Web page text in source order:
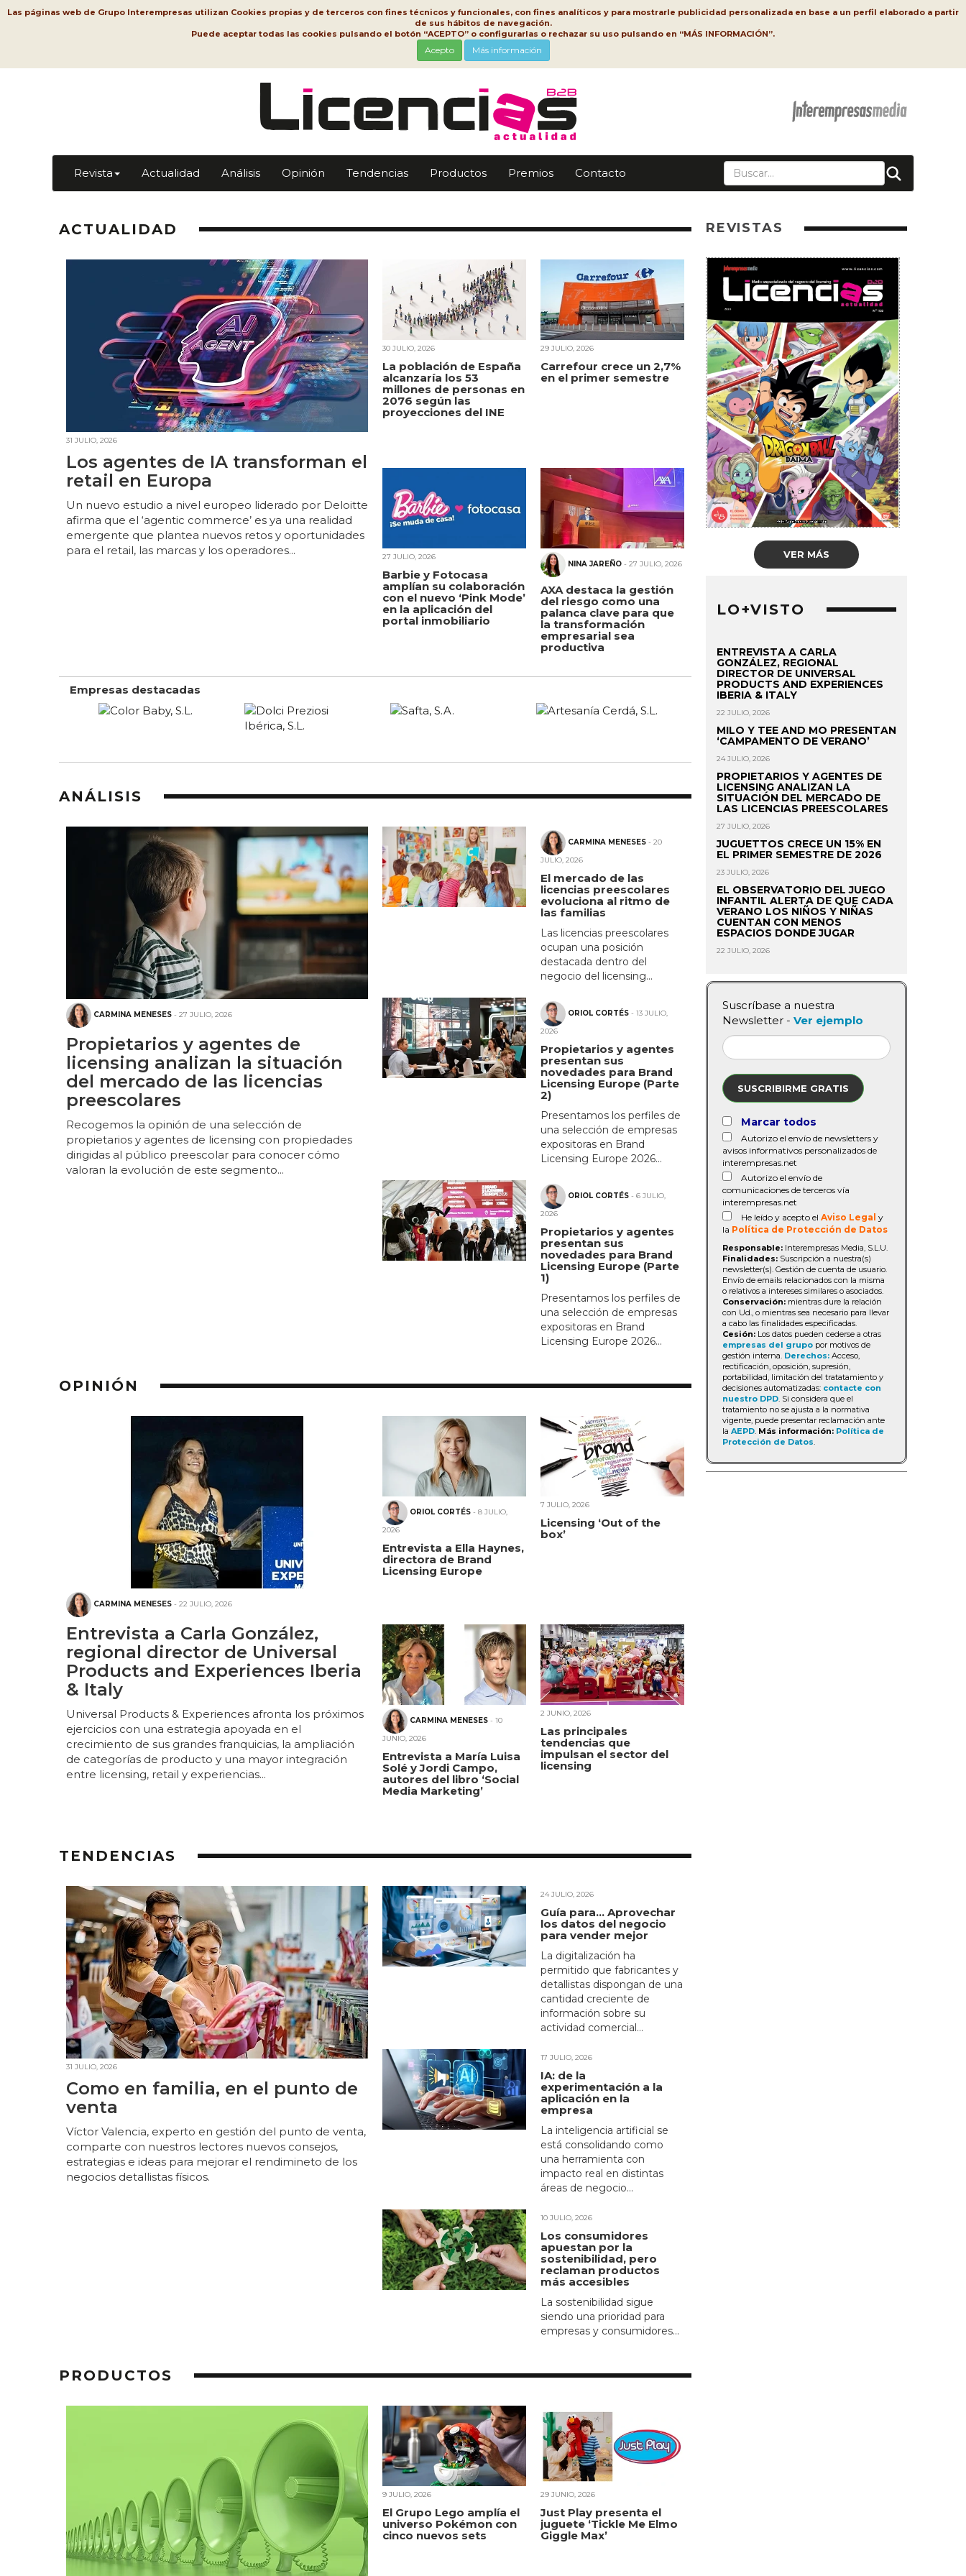
Las páginas web de Grupo Interempresas utilizan Cookies propias y de terceros con fines técnicos y funcionales, con fines analíticos y para mostrarle publicidad personalizada en base a un perfil elaborado a partir
de sus hábitos de navegación.
Puede aceptar todas las cookies pulsando el botón “ACEPTO” o configurarlas o rechazar su uso pulsando en “MÁS INFORMACIÓN”.
Acepto Más información
Revista Actualidad Análisis Opinión Tendencias Productos Premios Contacto
ACTUALIDAD
31 JULIO, 2026
Los agentes de IA transforman el
retail en Europa
Un nuevo estudio a nivel europeo liderado por Deloitte
afirma que el ‘agentic commerce’ es ya una realidad
emergente que plantea nuevos retos y oportunidades
para el retail, las marcas y los operadores...
30 JULIO, 2026
La población de España
alcanzaría los 53
millones de personas en
2076 según las
proyecciones del INE
29 JULIO, 2026
Carrefour crece un 2,7%
en el primer semestre
27 JULIO, 2026
Barbie y Fotocasa
amplían su colaboración
con el nuevo ‘Pink Mode’
en la aplicación del
portal inmobiliario
NINA JAREÑO - 27 JULIO, 2026
AXA destaca la gestión
del riesgo como una
palanca clave para que
la transformación
empresarial sea
productiva
Empresas destacadas
ANÁLISIS
CARMINA MENESES - 27 JULIO, 2026
Propietarios y agentes de
licensing analizan la situación
del mercado de las licencias
preescolares
Recogemos la opinión de una selección de
propietarios y agentes de licensing con propiedades
dirigidas al público preescolar para conocer cómo
valoran la evolución de este segmento...
CARMINA MENESES - 20
JULIO, 2026
El mercado de las
licencias preescolares
evoluciona al ritmo de
las familias
Las licencias preescolares
ocupan una posición
destacada dentro del
negocio del licensing...
ORIOL CORTÉS - 13 JULIO,
2026
Propietarios y agentes
presentan sus
novedades para Brand
Licensing Europe (Parte
2)
Presentamos los perfiles de
una selección de empresas
expositoras en Brand
Licensing Europe 2026...
ORIOL CORTÉS - 6 JULIO,
2026
Propietarios y agentes
presentan sus
novedades para Brand
Licensing Europe (Parte
1)
Presentamos los perfiles de
una selección de empresas
expositoras en Brand
Licensing Europe 2026...
OPINIÓN
CARMINA MENESES - 22 JULIO, 2026
Entrevista a Carla González,
regional director de Universal
Products and Experiences Iberia
& Italy
Universal Products & Experiences afronta los próximos
ejercicios con una estrategia apoyada en el
crecimiento de sus grandes franquicias, la ampliación
de categorías de producto y una mayor integración
entre licensing, retail y experiencias...
ORIOL CORTÉS - 8 JULIO,
2026
Entrevista a Ella Haynes,
directora de Brand
Licensing Europe
7 JULIO, 2026
Licensing ‘Out of the
box’
CARMINA MENESES - 10
JUNIO, 2026
Entrevista a María Luisa
Solé y Jordi Campo,
autores del libro ‘Social
Media Marketing’
2 JUNIO, 2026
Las principales
tendencias que
impulsan el sector del
licensing
TENDENCIAS
31 JULIO, 2026
Como en familia, en el punto de
venta
Víctor Valencia, experto en gestión del punto de venta,
comparte con nuestros lectores nuevos consejos,
estrategias e ideas para mejorar el rendimineto de los
negocios detallistas físicos.
24 JULIO, 2026
Guía para… Aprovechar
los datos del negocio
para vender mejor
La digitalización ha
permitido que fabricantes y
detallistas dispongan de una
cantidad creciente de
información sobre su
actividad comercial...
17 JULIO, 2026
IA: de la
experimentación a la
aplicación en la
empresa
La inteligencia artificial se
está consolidando como
una herramienta con
impacto real en distintas
áreas de negocio...
10 JULIO, 2026
Los consumidores
apuestan por la
sostenibilidad, pero
reclaman productos
más accesibles
La sostenibilidad sigue
siendo una prioridad para
empresas y consumidores...
PRODUCTOS
9 JULIO, 2026
El Grupo Lego amplía el
universo Pokémon con
cinco nuevos sets
29 JUNIO, 2026
Just Play presenta el
juguete ‘Tickle Me Elmo
Giggle Max’
REVISTAS
VER MÁS
LO+VISTO
ENTREVISTA A CARLA
GONZÁLEZ, REGIONAL
DIRECTOR DE UNIVERSAL
PRODUCTS AND EXPERIENCES
IBERIA & ITALY
22 JULIO, 2026
MILO Y TEE AND MO PRESENTAN
‘CAMPAMENTO DE VERANO’
24 JULIO, 2026
PROPIETARIOS Y AGENTES DE
LICENSING ANALIZAN LA
SITUACIÓN DEL MERCADO DE
LAS LICENCIAS PREESCOLARES
27 JULIO, 2026
JUGUETTOS CRECE UN 15% EN
EL PRIMER SEMESTRE DE 2026
23 JULIO, 2026
EL OBSERVATORIO DEL JUEGO
INFANTIL ALERTA DE QUE CADA
VERANO LOS NIÑOS Y NIÑAS
CUENTAN CON MENOS
ESPACIOS DONDE JUGAR
22 JULIO, 2026
Suscríbase a nuestra
Newsletter - Ver ejemplo
SUSCRIBIRME GRATIS
Marcar todos
Autorizo el envío de newsletters y
avisos informativos personalizados de
interempresas.net
Autorizo el envío de
comunicaciones de terceros vía
interempresas.net
He leído y acepto el Aviso Legal y
la Política de Protección de Datos
Responsable: Interempresas Media, S.L.U.
Finalidades: Suscripción a nuestra(s)
newsletter(s). Gestión de cuenta de usuario.
Envío de emails relacionados con la misma
o relativos a intereses similares o asociados.
Conservación: mientras dure la relación
con Ud., o mientras sea necesario para llevar
a cabo las finalidades especificadas.
Cesión: Los datos pueden cederse a otras
empresas del grupo por motivos de
gestión interna. Derechos: Acceso,
rectificación, oposición, supresión,
portabilidad, limitación del tratatamiento y
decisiones automatizadas: contacte con
nuestro DPD. Si considera que el
tratamiento no se ajusta a la normativa
vigente, puede presentar reclamación ante
la AEPD. Más información: Política de
Protección de Datos.